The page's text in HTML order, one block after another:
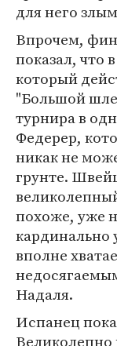
для него
Впрочем,
показал, что
который
"Большой
турнира в
Федерер,
никак не
грунте.
похоже, уже
кардинально
вполне
Надаля.
Испанец